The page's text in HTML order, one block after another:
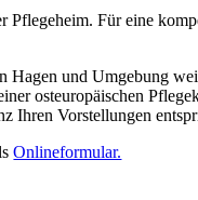
Für eine
und Umgebung
osteuropäischen
Ihren Vorstellungen
Onlineformular.